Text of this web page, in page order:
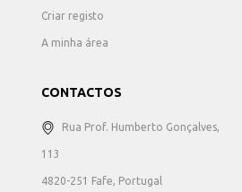
Criar registo
A minha área
CONTACTOS
Rua Prof. Humberto Gonçalves,
113
4820-251 Fafe, Portugal